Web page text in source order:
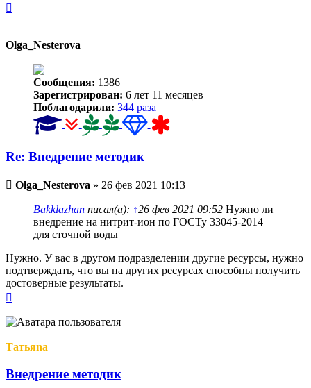
Olga_Nesterova
Сообщения: 1386
Зарегистрирован: 6 лет 11 месяцев
Поблагодарили: 344 раза
Re: Внедрение методик
Непрочитанное
сообщение
Olga_Nesterova » 26 фев 2021 10:13
Bakklazhan писал(а): ↑26 фев 2021 09:52 Нужно ли
внедрение на нитрит-ион по ГОСТу 33045-2014
для сточной воды
Нужно. У вас в другом подразделении другие ресурсы, нужно
подтверждать, что вы на других ресурсах способны получить
достоверные результаты.
началу
Тaтьяna
Внедрение методик